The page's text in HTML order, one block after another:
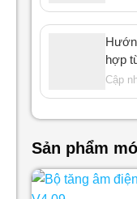
hợp
Cập
Sản phẩm